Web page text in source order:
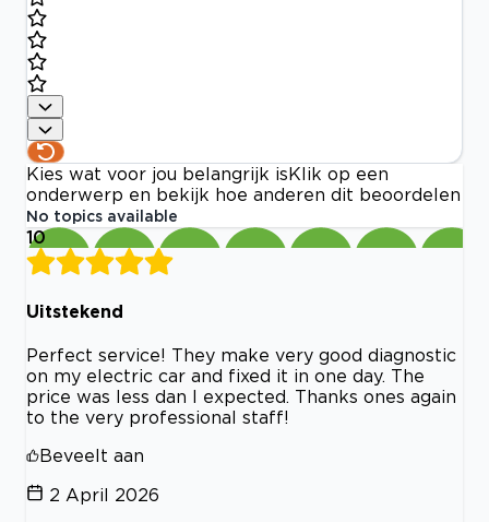
Kies wat voor jou belangrijk is Klik op een
onderwerp en bekijk hoe anderen dit beoordelen
No topics available
10
Uitstekend
Perfect service! They make very good diagnostic
on my electric car and fixed it in one day. The
price was less dan I expected. Thanks ones again
to the very professional staff!
Beveelt aan
2 April 2026